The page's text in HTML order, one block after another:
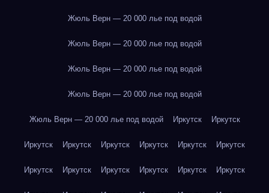
Жюль Верн — 20 000 лье под водой
Жюль Верн — 20 000 лье под водой
Жюль Верн — 20 000 лье под водой
Жюль Верн — 20 000 лье под водой
Жюль Верн — 20 000 лье под водой Иркутск Иркутск
Иркутск Иркутск Иркутск Иркутск Иркутск Иркутск
Иркутск Иркутск Иркутск Иркутск Иркутск Иркутск